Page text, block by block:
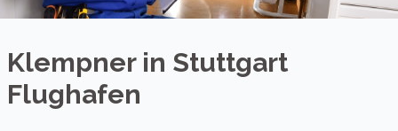
Klempner in Stuttgart
Flughafen